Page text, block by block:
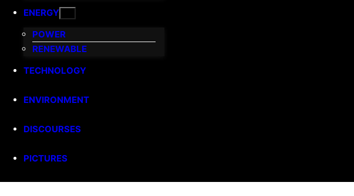
ENERGY
POWER
RENEWABLE
TECHNOLOGY
ENVIRONMENT
DISCOURSES
PICTURES